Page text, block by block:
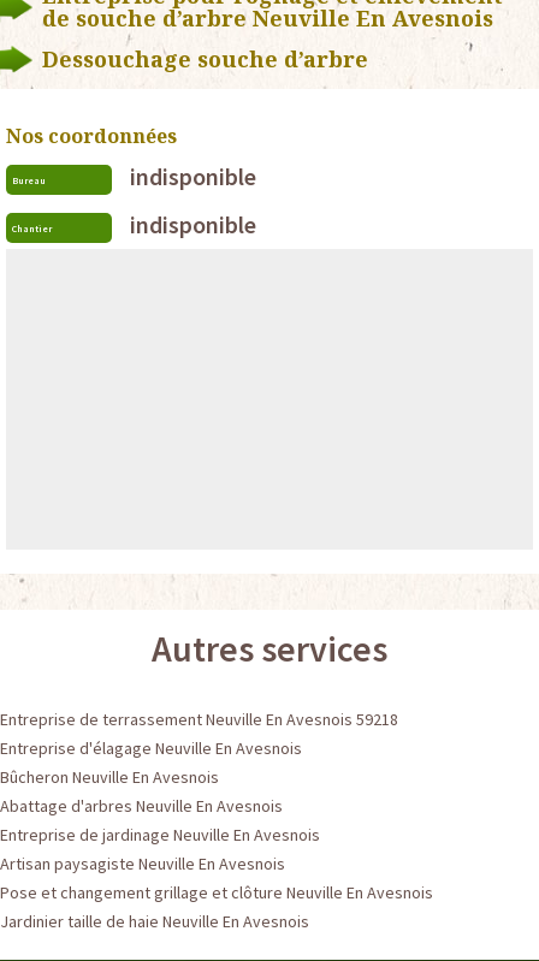
de souche d’arbre Neuville En Avesnois
Dessouchage souche d’arbre
Nos coordonnées
Bureau indisponible
Chantier indisponible
Autres services
Entreprise de terrassement Neuville En Avesnois 59218
Entreprise d'élagage Neuville En Avesnois
Bûcheron Neuville En Avesnois
Abattage d'arbres Neuville En Avesnois
Entreprise de jardinage Neuville En Avesnois
Artisan paysagiste Neuville En Avesnois
Pose et changement grillage et clôture Neuville En Avesnois
Jardinier taille de haie Neuville En Avesnois